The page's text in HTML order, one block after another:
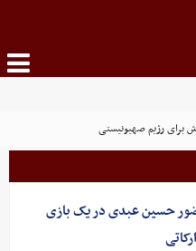
برای رژیم صهیونیستی
حسین عبدی در یک بازی